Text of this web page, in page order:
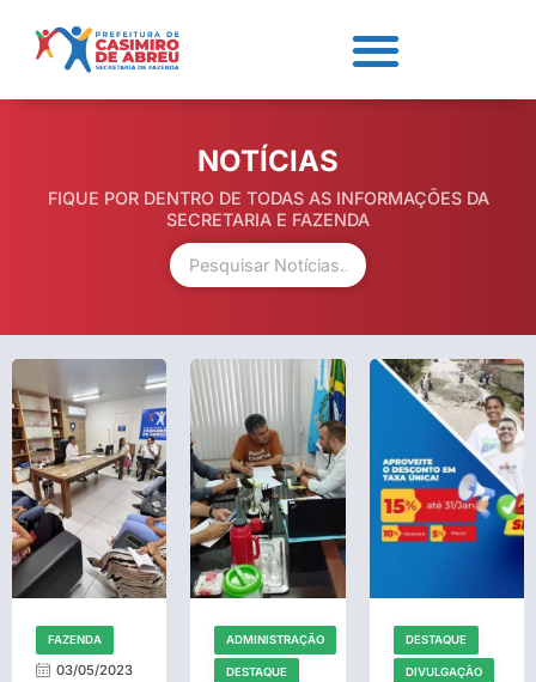
NOTÍCIAS
FIQUE POR DENTRO DE TODAS AS INFORMAÇÕES DA
SECRETARIA E FAZENDA
FAZENDA
03/05/2023
ADMINISTRAÇÃO
DESTAQUE
DESTAQUE
DIVULGAÇÃO